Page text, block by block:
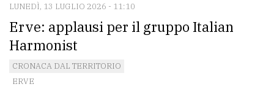
LUNEDÌ, 13 LUGLIO 2026 - 11:10
Erve: applausi per il gruppo Italian
Harmonist
CRONACA DAL TERRITORIO
ERVE